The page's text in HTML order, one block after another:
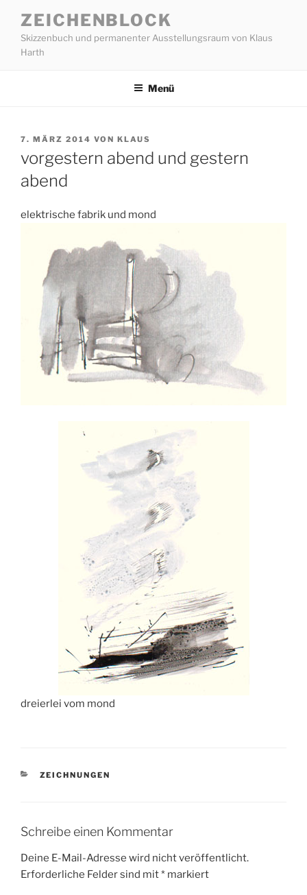
Inhalt
springen
ZEICHENBLOCK
Skizzenbuch und permanenter Ausstellungsraum von Klaus
Harth
Menü
VERÖFFENTLICHT
7. MÄRZ 2014 VON KLAUS
vorgestern abend und gestern
abend
elektrische fabrik und mond
dreierlei vom mond
KATEGORIEN
ZEICHNUNGEN
Schreibe einen Kommentar
Deine E-Mail-Adresse wird nicht veröffentlicht.
Erforderliche Felder sind mit* markiert